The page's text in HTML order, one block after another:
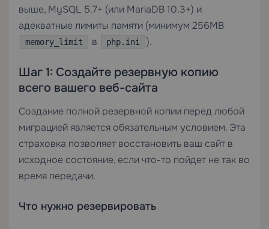
выше, MySQL 5.7+ (или MariaDB 10.3+) и
адекватные лимиты памяти (минимум 256MB
memory_limit в php.ini ).
Шаг 1: Создайте резервную копию
всего вашего веб-сайта
Создание полной резервной копии перед любой
миграцией является обязательным условием. Эта
страховка позволяет восстановить ваш сайт в
исходное состояние, если что-то пойдет не так во
время передачи.
Что нужно резервировать